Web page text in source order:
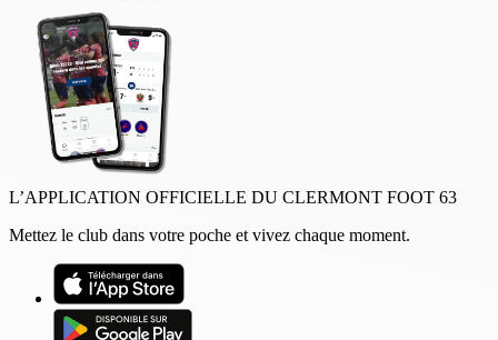
L’APPLICATION OFFICIELLE DU CLERMONT FOOT 63
Mettez le club dans votre poche et vivez chaque moment.